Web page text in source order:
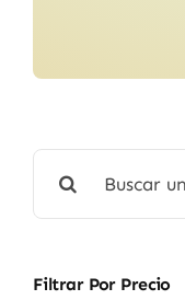
Filtrar Por Precio